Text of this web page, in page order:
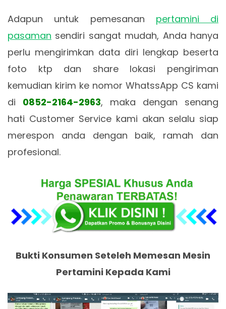
Adapun untuk pemesanan pertamini di
pasaman sendiri sangat mudah, Anda hanya
perlu mengirimkan data diri lengkap beserta
foto ktp dan share lokasi pengiriman
kemudian kirim ke nomor WhatssApp CS kami
di 0852-2164-2963, maka dengan senang
hati Customer Service kami akan selalu siap
merespon anda dengan baik, ramah dan
profesional.
Bukti Konsumen Seteleh Memesan Mesin
Pertamini Kepada Kami